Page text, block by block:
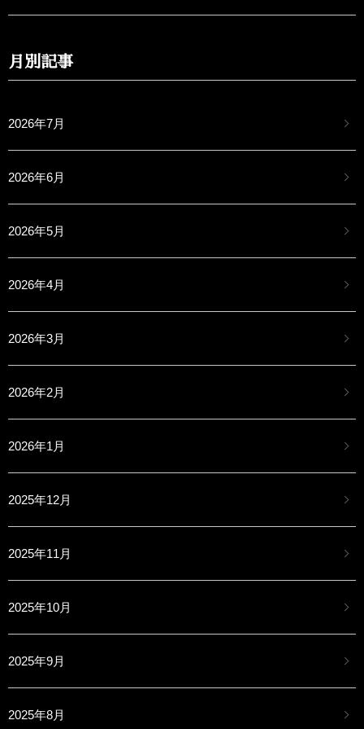
月別記事
2026年7月
2026年6月
2026年5月
2026年4月
2026年3月
2026年2月
2026年1月
2025年12月
2025年11月
2025年10月
2025年9月
2025年8月